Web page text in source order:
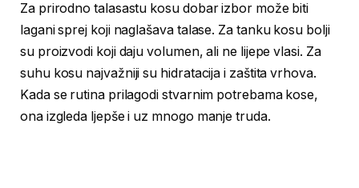
Za prirodno talasastu kosu dobar izbor može biti
lagani sprej koji naglašava talase. Za tanku kosu bolji
su proizvodi koji daju volumen, ali ne lijepe vlasi. Za
suhu kosu najvažniji su hidratacija i zaštita vrhova.
Kada se rutina prilagodi stvarnim potrebama kose,
ona izgleda ljepše i uz mnogo manje truda.